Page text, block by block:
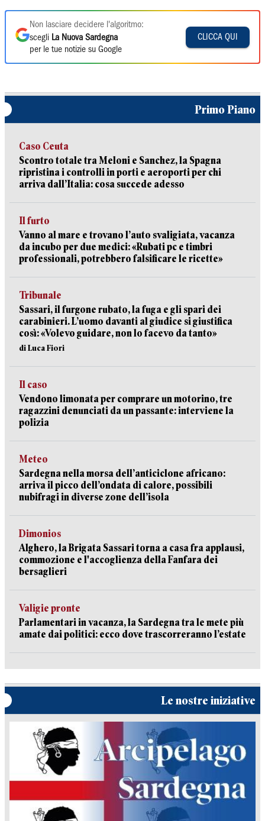
Non lasciare decidere l'algoritmo:
scegli La Nuova Sardegna
per le tue notizie su Google
CLICCA QUI
Primo Piano
Caso Ceuta
Scontro totale tra Meloni e Sanchez, la Spagna
ripristina i controlli in porti e aeroporti per chi
arriva dall’Italia: cosa succede adesso
Il furto
Vanno al mare e trovano l’auto svaligiata, vacanza
da incubo per due medici: «Rubati pc e timbri
professionali, potrebbero falsificare le ricette»
Tribunale
Sassari, il furgone rubato, la fuga e gli spari dei
carabinieri. L’uomo davanti al giudice si giustifica
così: «Volevo guidare, non lo facevo da tanto»
di Luca Fiori
Il caso
Vendono limonata per comprare un motorino, tre
ragazzini denunciati da un passante: interviene la
polizia
Meteo
Sardegna nella morsa dell’anticiclone africano:
arriva il picco dell’ondata di calore, possibili
nubifragi in diverse zone dell’isola
Dimonios
Alghero, la Brigata Sassari torna a casa fra applausi,
commozione e l'accoglienza della Fanfara dei
bersaglieri
Valigie pronte
Parlamentari in vacanza, la Sardegna tra le mete più
amate dai politici: ecco dove trascorreranno l’estate
Le nostre iniziative